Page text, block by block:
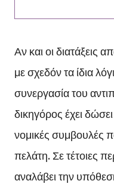
Αν και οι διατάξεις
με σχεδόν τα ίδια
συνεργασία του
δικηγόρος έχει
νομικές συμβουλές
πελάτη. Σε τέτοιες
αναλάβει την